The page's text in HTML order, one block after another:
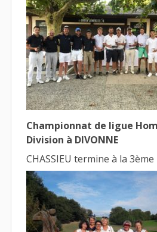
Championnat de ligue
Division à DIVONNE
CHASSIEU termine à la 3ème